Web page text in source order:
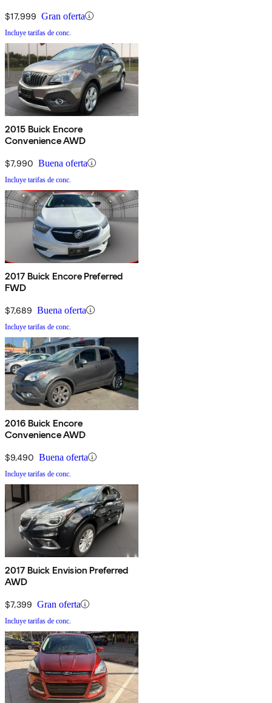
$17,999 Gran oferta
Incluye tarifas de conc.
2015 Buick Encore
Convenience AWD
$7,990 Buena oferta
Incluye tarifas de conc.
2017 Buick Encore Preferred
FWD
$7,689 Buena oferta
Incluye tarifas de conc.
2016 Buick Encore
Convenience AWD
$9,490 Buena oferta
Incluye tarifas de conc.
2017 Buick Envision Preferred
AWD
$7,399 Gran oferta
Incluye tarifas de conc.